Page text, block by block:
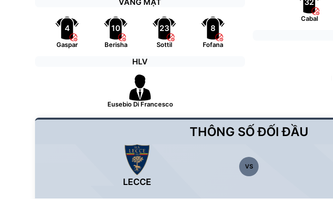
VẮNG MẶT
4
Gaspar
10
Berisha
23
Sottil
8
Fofana
HLV
Eusebio Di Francesco
32
Cabal
THÔNG SỐ ĐỐI ĐẦU
LECCE
VS